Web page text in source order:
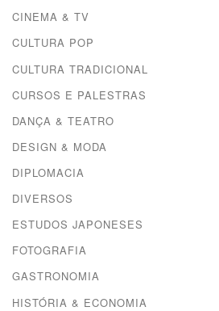
CINEMA & TV
CULTURA POP
CULTURA TRADICIONAL
CURSOS E PALESTRAS
DANÇA & TEATRO
DESIGN & MODA
DIPLOMACIA
DIVERSOS
ESTUDOS JAPONESES
FOTOGRAFIA
GASTRONOMIA
HISTÓRIA & ECONOMIA